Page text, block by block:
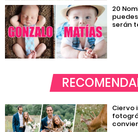
20
serán
Ciervo